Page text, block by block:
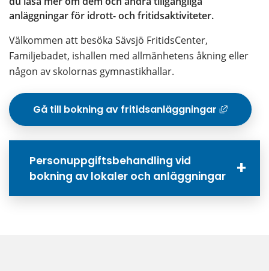
anläggningar för idrott- och fritidsaktiviteter.
Välkommen att besöka Sävsjö FritidsCenter,
Familjebadet, ishallen med allmänhetens åkning eller
någon av skolornas gymnastikhallar.
Gå till bokning av fritidsanläggningar
Personuppgiftsbehandling vid
bokning av lokaler och anläggningar